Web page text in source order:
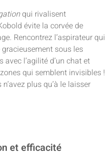
qui rivalisent
évite la corvée de
Rencontrez l’aspirateur qui
sous les
l’agilité d’un chat et
qui semblent invisibles !
plus qu’à le laisser
et efficacité